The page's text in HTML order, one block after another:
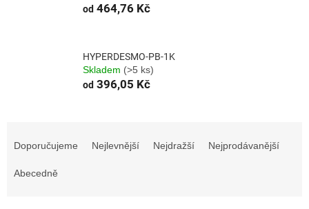
od 464,76 Kč
HYPERDESMO-PB-1K
Skladem (>5 ks)
od 396,05 Kč
Doporučujeme Nejlevnější Nejdražší Nejprodávanější
Abecedně